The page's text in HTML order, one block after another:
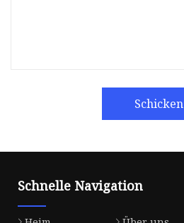
Schicken
Schnelle Navigation